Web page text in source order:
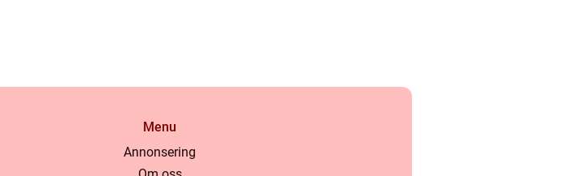
Menu
Annonsering